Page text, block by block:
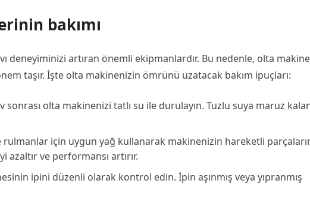
bakımı
deneyiminizi artıran önemli ekipmanlardır. Bu nedenle, olta
taşır. İşte olta makinenizin ömrünü uzatacak bakım ipuçları:
sonrası olta makinenizi tatlı su ile durulayın. Tuzlu suya maruz
rulmanlar için uygun yağ kullanarak makinenizin hareketli
azaltır ve performansı artırır.
ipini düzenli olarak kontrol edin. İpin aşınmış veya yıpranmış